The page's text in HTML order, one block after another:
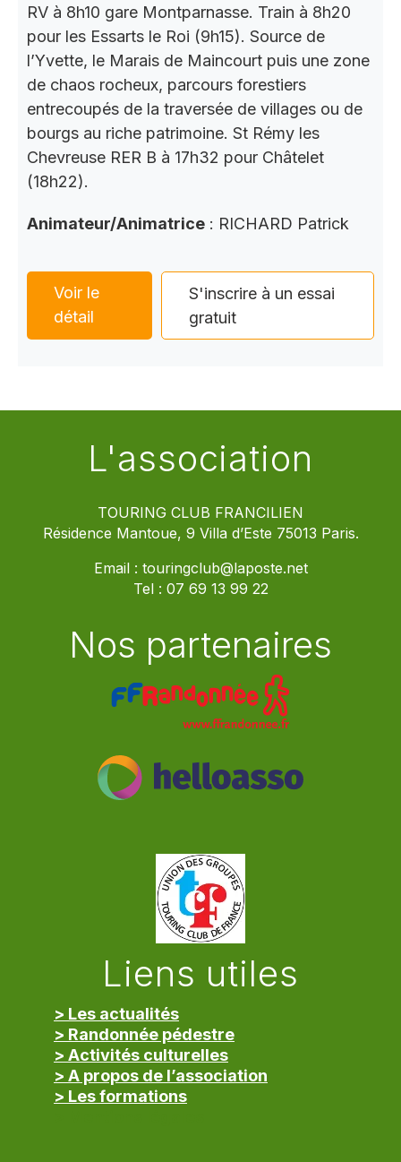
RV à 8h10 gare Montparnasse. Train à 8h20
pour les Essarts le Roi (9h15). Source de
l’Yvette, le Marais de Maincourt puis une zone
de chaos rocheux, parcours forestiers
entrecoupés de la traversée de villages ou de
bourgs au riche patrimoine. St Rémy les
Chevreuse RER B à 17h32 pour Châtelet
(18h22).
Animateur/Animatrice : RICHARD Patrick
Voir le
détail
S'inscrire à un essai
gratuit
L'association
TOURING CLUB FRANCILIEN
Résidence Mantoue, 9 Villa d’Este 75013 Paris.
Email : touringclub@laposte.net
Tel : 07 69 13 99 22
Nos partenaires
Liens utiles
> Les actualités
> Randonnée pédestre
> Activités culturelles
> A propos de l’association
> Les formations